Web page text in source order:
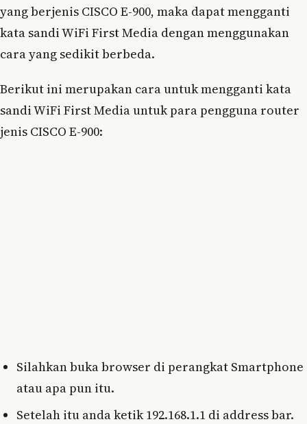
yang berjenis CISCO E-900, maka dapat mengganti
kata sandi WiFi First Media dengan menggunakan
cara yang sedikit berbeda.
Berikut ini merupakan cara untuk mengganti kata
sandi WiFi First Media untuk para pengguna router
jenis CISCO E-900:
Silahkan buka browser di perangkat Smartphone
atau apa pun itu.
Setelah itu anda ketik 192.168.1.1 di address bar.